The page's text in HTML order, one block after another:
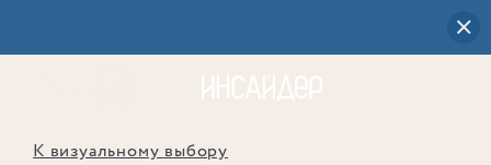
К визуальному выбору